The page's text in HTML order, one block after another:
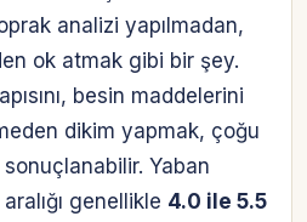
analizi yapılmadan,
ok atmak gibi bir şey.
besin maddelerini
dikim yapmak, çoğu
sonuçlanabilir. Yaban
genellikle 4.0 ile 5.5